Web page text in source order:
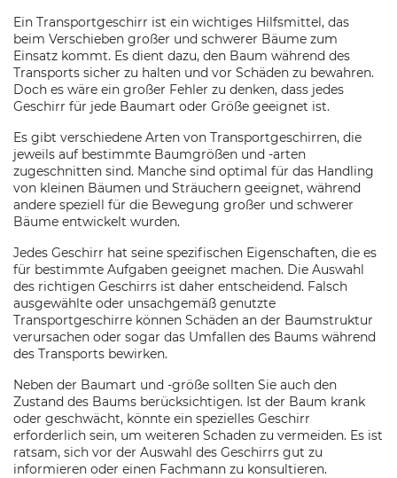
Ein Transportgeschirr ist ein wichtiges Hilfsmittel, das
beim Verschieben großer und schwerer Bäume zum
Einsatz kommt. Es dient dazu, den Baum während des
Transports sicher zu halten und vor Schäden zu bewahren.
Doch es wäre ein großer Fehler zu denken, dass jedes
Geschirr für jede Baumart oder Größe geeignet ist.
Es gibt verschiedene Arten von Transportgeschirren, die
jeweils auf bestimmte Baumgrößen und -arten
zugeschnitten sind. Manche sind optimal für das Handling
von kleinen Bäumen und Sträuchern geeignet, während
andere speziell für die Bewegung großer und schwerer
Bäume entwickelt wurden.
Jedes Geschirr hat seine spezifischen Eigenschaften, die es
für bestimmte Aufgaben geeignet machen. Die Auswahl
des richtigen Geschirrs ist daher entscheidend. Falsch
ausgewählte oder unsachgemäß genutzte
Transportgeschirre können Schäden an der Baumstruktur
verursachen oder sogar das Umfallen des Baums während
des Transports bewirken.
Neben der Baumart und -größe sollten Sie auch den
Zustand des Baums berücksichtigen. Ist der Baum krank
oder geschwächt, könnte ein spezielles Geschirr
erforderlich sein, um weiteren Schaden zu vermeiden. Es ist
ratsam, sich vor der Auswahl des Geschirrs gut zu
informieren oder einen Fachmann zu konsultieren.